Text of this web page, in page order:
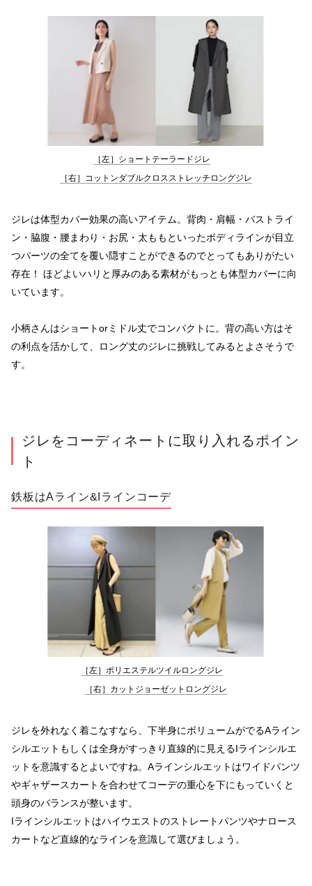
［左］ショートテーラードジレ
［右］コットンダブルクロスストレッチロングジレ
ジレは体型カバー効果の高いアイテム。背肉・肩幅・バストライ
ン・脇腹・腰まわり・お尻・太ももといったボディラインが目立
つパーツの全てを覆い隠すことができるのでとってもありがたい
存在！ ほどよいハリと厚みのある素材がもっとも体型カバーに向
いています。
小柄さんはショートorミドル丈でコンパクトに。背の高い方はそ
の利点を活かして、ロング丈のジレに挑戦してみるとよさそうで
す。
ジレをコーディネートに取り入れるポイン
ト
鉄板はAライン&Iラインコーデ
［左］ポリエステルツイルロングジレ
［右］カットジョーゼットロングジレ
ジレを外れなく着こなすなら、下半身にボリュームがでるAライン
シルエットもしくは全身がすっきり直線的に見えるIラインシルエ
ットを意識するとよいですね。Aラインシルエットはワイドパンツ
やギャザースカートを合わせてコーデの重心を下にもっていくと
頭身のバランスが整います。
Iラインシルエットはハイウエストのストレートパンツやナロース
カートなど直線的なラインを意識して選びましょう。